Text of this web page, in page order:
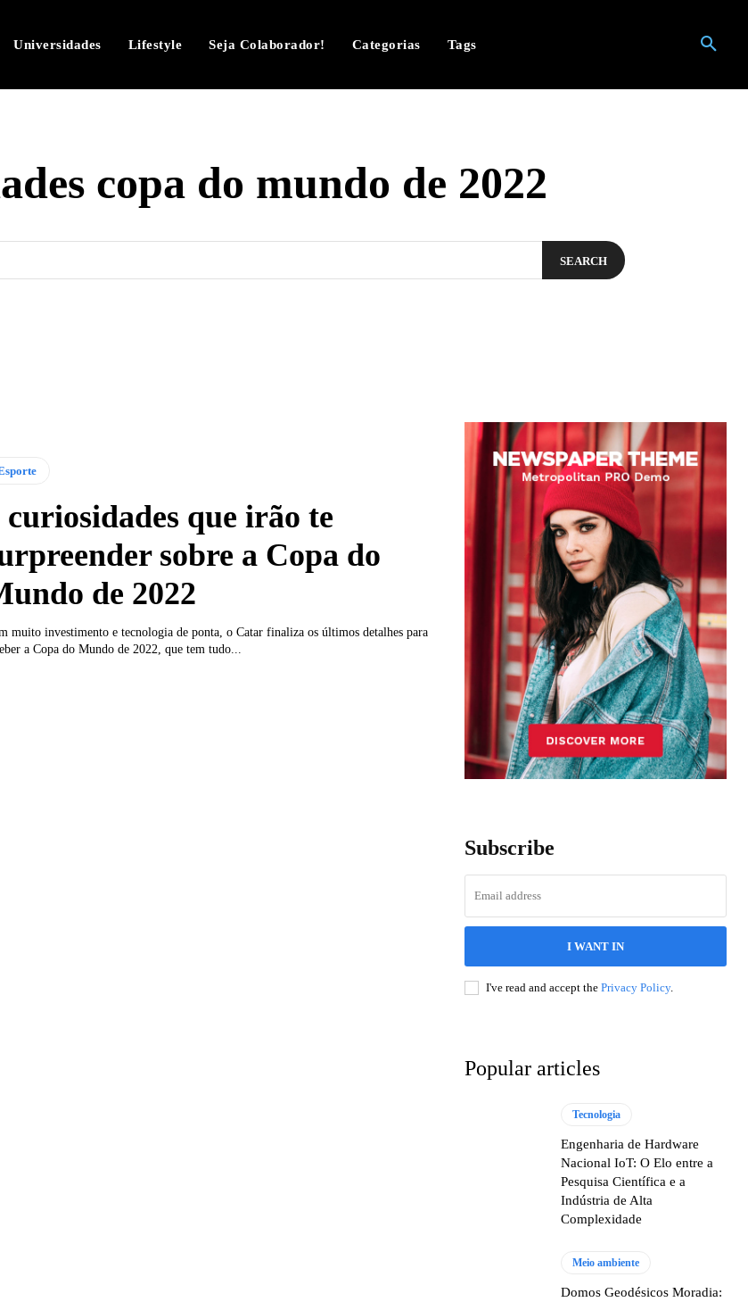
Universidades Lifestyle Seja Colaborador! Categorias Tags
copa do mundo de 2022
SEARCH
curiosidades que irão te
sobre a Copa do
de 2022
muito investimento e tecnologia de ponta, o Catar finaliza os últimos detalhes para
a Copa do Mundo de 2022, que tem tudo...
Subscribe
I WANT IN
I've read and accept the Privacy Policy.
Popular articles
Tecnologia
Engenharia de Hardware
Nacional IoT: O Elo entre a
Pesquisa Científica e a
Indústria de Alta
Complexidade
Meio ambiente
Domos Geodésicos Moradia: